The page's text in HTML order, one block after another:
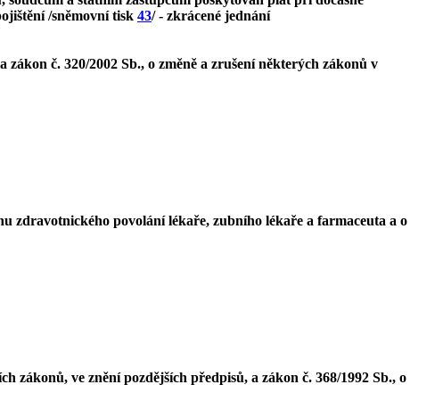
/sněmovní tisk 43/ - zkrácené jednání
č. 320/2002 Sb., o změně a zrušení některých zákonů v
zdravotnického povolání lékaře, zubního lékaře a farmaceuta a o
zákonů, ve znění pozdějších předpisů, a zákon č. 368/1992 Sb., o